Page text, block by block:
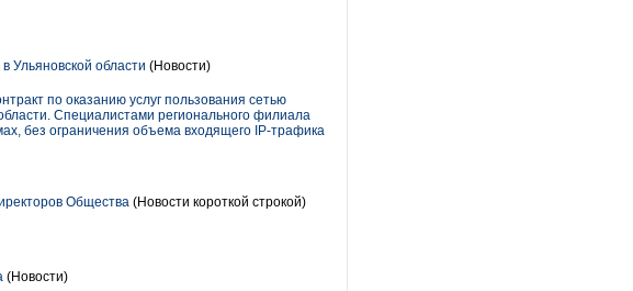
Ульяновской области (Новости)
по оказанию услуг пользования сетью
Специалистами регионального филиала
без ограничения объема входящего IP-трафика
Общества (Новости короткой строкой)
(Новости)